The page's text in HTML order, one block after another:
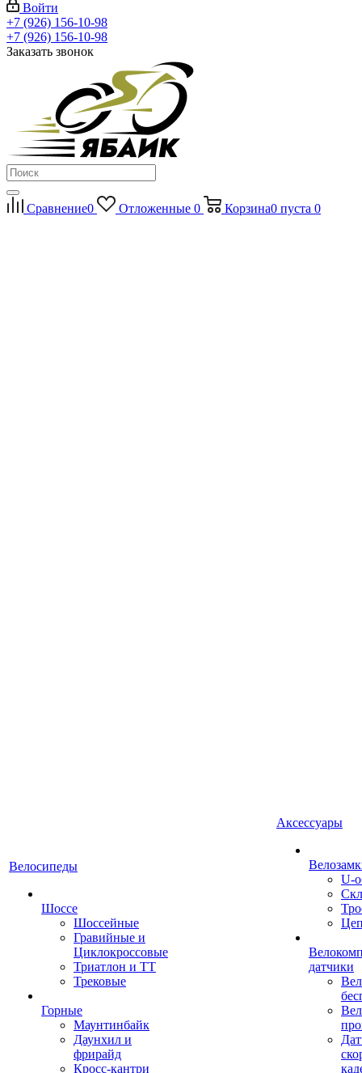
Войти
+7 (926) 156-10-98
+7 (926) 156-10-98
Заказать звонок
Сравнение0 Отложенные 0 Корзина0 пуста 0
Велосипеды
Шоссе
Шоссейные
Гравийные и
Циклокроссовые
Триатлон и ТТ
Трековые
Горные
Маунтинбайк
Даунхил и
фрирайд
Кросс-кантри
Аксессуары
U-
датчики